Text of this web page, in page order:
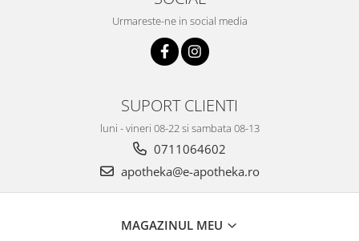
Urmareste-ne in social media
SUPORT CLIENTI
luni - vineri 08-22 si sambata 08-13
0711064602
apotheka@e-apotheka.ro
MAGAZINUL MEU